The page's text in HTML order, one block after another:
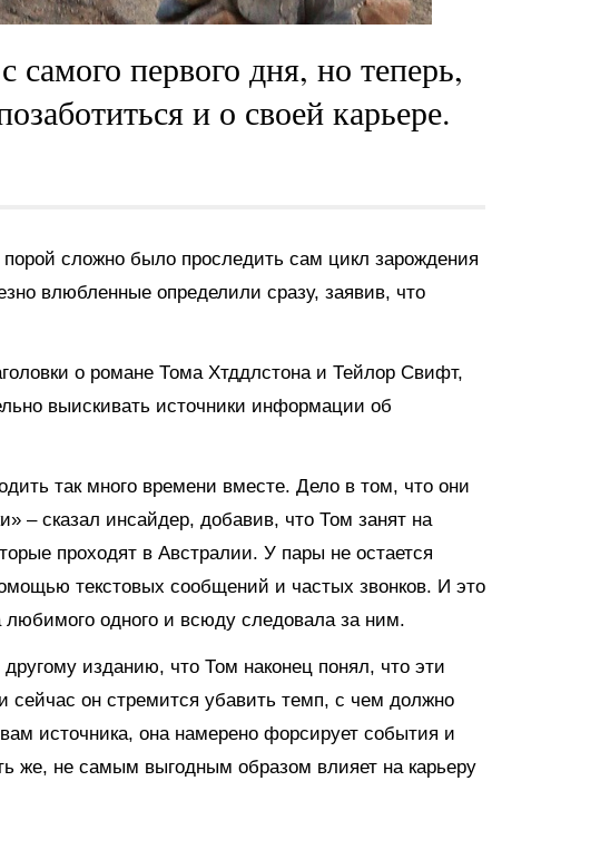
первого дня, но теперь,
и о своей карьере.
сложно было проследить сам цикл зарождения
влюбленные определили сразу, заявив, что
о романе Тома Хтддлстона и Тейлор Свифт,
выискивать источники информации об
так много времени вместе. Дело в том, что они
– сказал инсайдер, добавив, что Том занят на
проходят в Австралии. У пары не остается
текстовых сообщений и частых звонков. И это
одного и всюду следовала за ним.
изданию, что Том наконец понял, что эти
сейчас он стремится убавить темп, с чем должно
источника, она намерено форсирует события и
же, не самым выгодным образом влияет на карьеру